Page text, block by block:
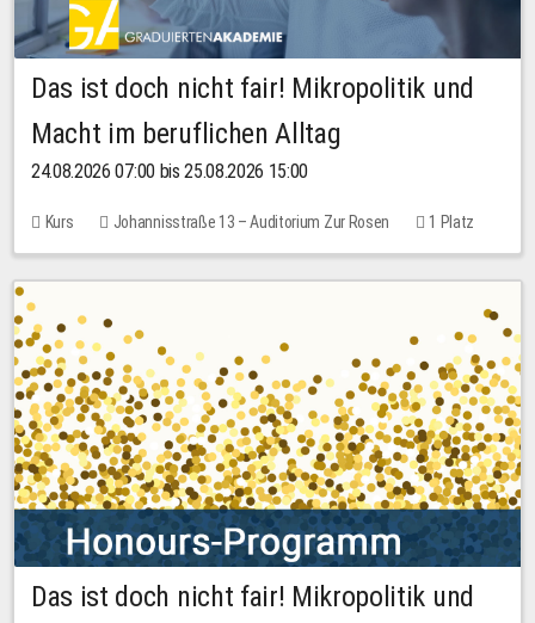
Das ist doch nicht fair! Mikropolitik und
Macht im beruflichen Alltag
24.08.2026 07:00 bis 25.08.2026 15:00
Kurs Johannisstraße 13 – Auditorium Zur Rosen
1 Platz
30,00 EUR
Das ist doch nicht fair! Mikropolitik und